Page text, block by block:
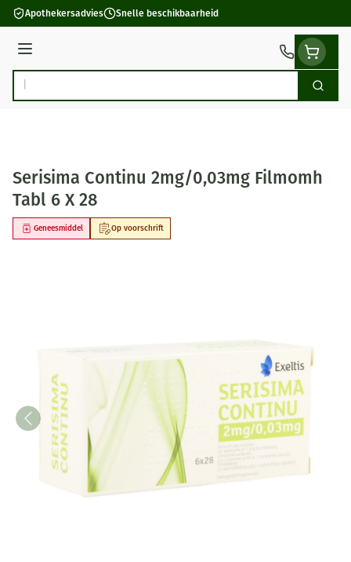
Ga naar de inhoud
Apothekersadvies Snelle beschikbaarheid
Menu
Product, merk, categorie... Zoek
Serisima Continu 2mg/0,03mg Filmomh
Tabl 6 X 28
Op voorschrift
Geneesmiddel